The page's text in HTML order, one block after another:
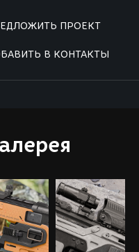
ПРОЕКТ
В КОНТАКТЫ